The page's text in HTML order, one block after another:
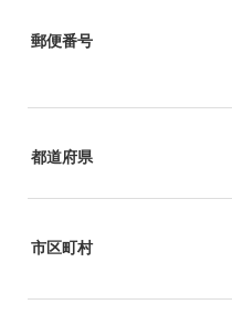
郵便番号
都道府県
市区町村